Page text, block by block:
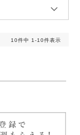
10件中 1-10件表示